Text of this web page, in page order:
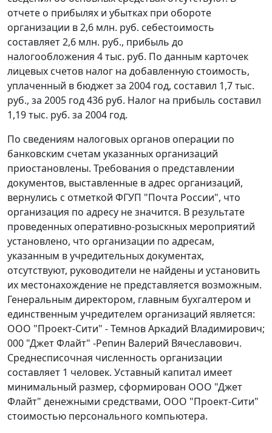
отчете о прибылях и убытках при обороте
организации в 2,6 млн. руб. себестоимость
составляет 2,6 млн. руб., прибыль до
налогообложения 4 тыс. руб. По данным карточек
лицевых счетов налог на добавленную стоимость,
уплаченный в бюджет за 2004 год, составил 1,7 тыс.
руб., за 2005 год 436 руб. Налог на прибыль составил
1,19 тыс. руб. за 2004 год.
По сведениям налоговых органов операции по
банковским счетам указанных организаций
приостановлены. Требования о представлении
документов, выставленные в адрес организаций,
вернулись с отметкой ФГУП "Почта России", что
организация по адресу не значится. В результате
проведенных оперативно-розыскных мероприятий
установлено, что организации по адресам,
указанным в учредительных документах,
отсутствуют, руководители не найдены и установить
их местонахождение не представляется возможным.
Генеральным директором, главным бухгалтером и
единственным учредителем организаций является:
ООО "Проект-Сити" - Темнов Аркадий Владимирович;
000 "Джет Флайт" -Репин Валерий Вячеславович.
Среднесписочная численность организации
составляет 1 человек. Уставный капитал имеет
минимальный размер, сформирован ООО "Джет
Флайт" денежными средствами, ООО "Проект-Сити"
стоимостью персонального компьютера.